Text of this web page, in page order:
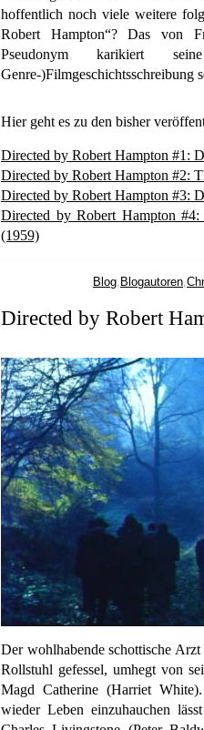
hoffentlich noch viele weitere
Robert Hampton“? Das von
Pseudonym karikiert
Genre-)Filmgeschichtsschreibung
Hier geht es zu den bisher
Directed by Robert Hampton #1:
Directed by Robert Hampton #2:
Directed by Robert Hampton #3:
Directed by Robert Hampton
(1959)
Blog, Blogautoren,
Directed by Robert
Der wohlhabende schottische
Rollstuhl gefessel, umhegt von
Magd Catherine (Harriet
wieder Leben einzuhauchen